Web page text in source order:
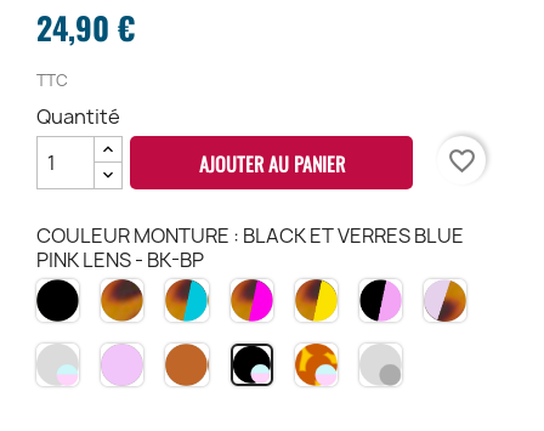
24,90 €
TTC
Quantité
AJOUTER AU PANIER favorite_border
COULEUR MONTURE : BLACK ET VERRES BLUE
PINK LENS - BK-BP
NOIR
BK
HAVANA
CH
HAVANA
&
BLEU
HB
HAVANA
PINK
HAVANA
YELLOW
BLACK
&
BP
PINK
HAVANA
TRANSPARENT
CLEAR
PINK
TPI
BROWN
TBR
BLACK
ET
HAVANA
ET
TRANSPARENT
CLEAR